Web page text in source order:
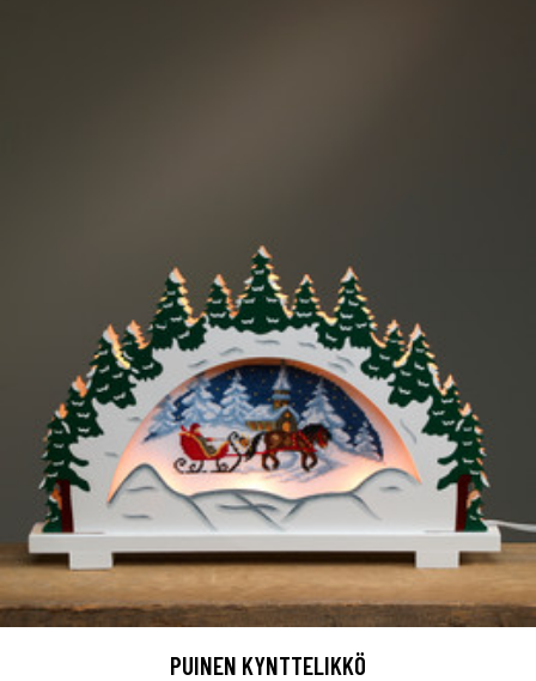
PUINEN KYNTTELIKKÖ